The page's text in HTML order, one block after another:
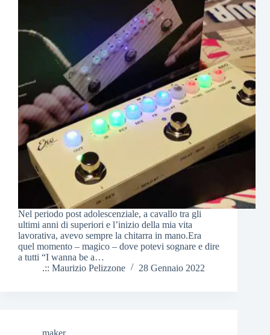
Nel periodo post adolescenziale, a cavallo tra gli
ultimi anni di superiori e l’inizio della mia vita
lavorativa, avevo sempre la chitarra in mano.Era
quel momento – magico – dove potevi sognare e dire
a tutti “I wanna be a…
.:: Maurizio Pelizzone
28 Gennaio 2022
maker